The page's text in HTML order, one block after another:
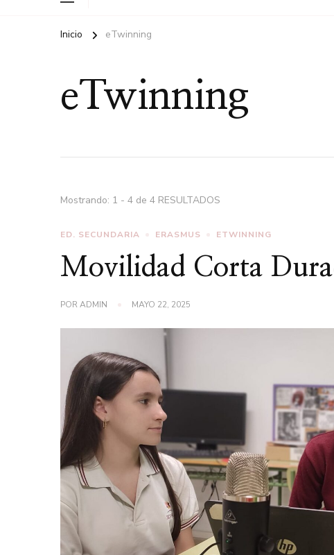
Inicio eTwinning
eTwinning
Mostrando: 1 - 4 de 4 RESULTADOS
ED. SECUNDARIA ERASMUS ETWINNING
Movilidad Corta
PORADMIN MAYO 22, 2025